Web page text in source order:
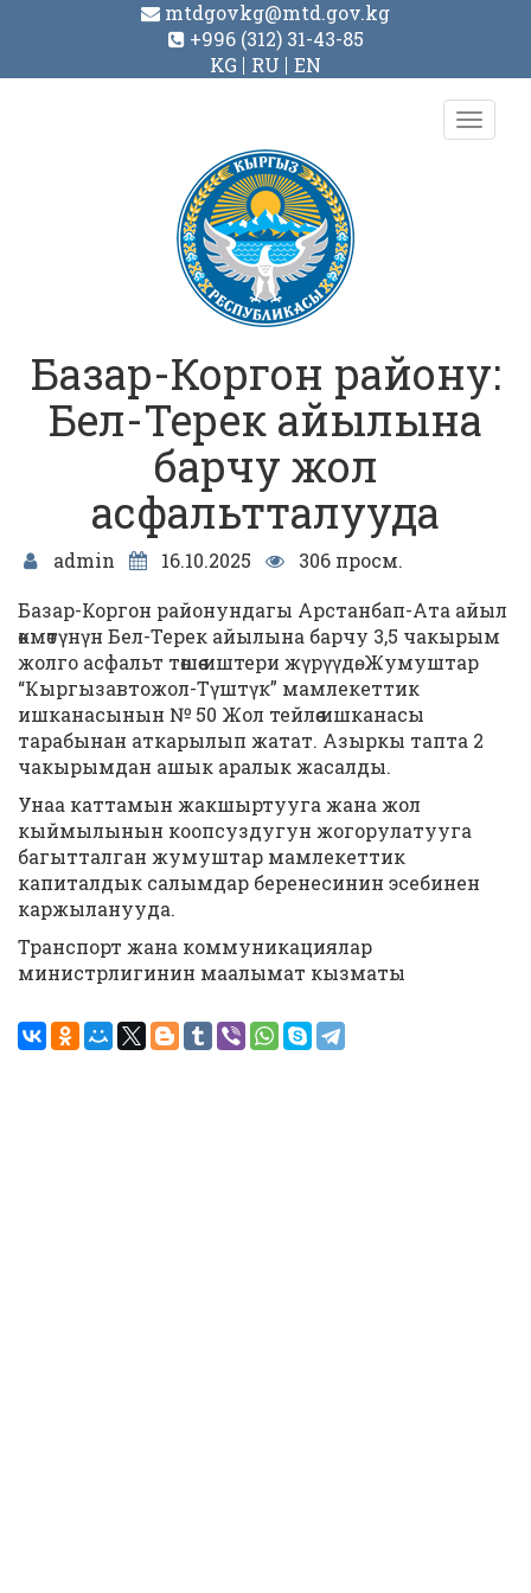
mtdgovkg@mtd.gov.kg
+996 (312) 31-43-85
KG
RU EN
Toggle
Базар-Коргон району:
Бел-Терек айылына
барчу жол
асфальтталууда
admin 16.10.2025
306 просм.
Базар-Коргон районундагы Арстанбап-Ата айыл
өкмөтүнүн Бел-Терек айылына барчу 3,5 чакырым
жолго асфальт төшөө иштери жүрүүдө. Жумуштар
“Кыргызавтожол-Түштүк” мамлекеттик
ишканасынын № 50 Жол тейлөө ишканасы
тарабынан аткарылып жатат. Азыркы тапта 2
чакырымдан ашык аралык жасалды.
Унаа каттамын жакшыртууга жана жол
кыймылынын коопсуздугун жогорулатууга
багытталган жумуштар мамлекеттик
капиталдык салымдар беренесинин эсебинен
каржыланууда.
Транспорт жана коммуникациялар
министрлигинин маалымат кызматы